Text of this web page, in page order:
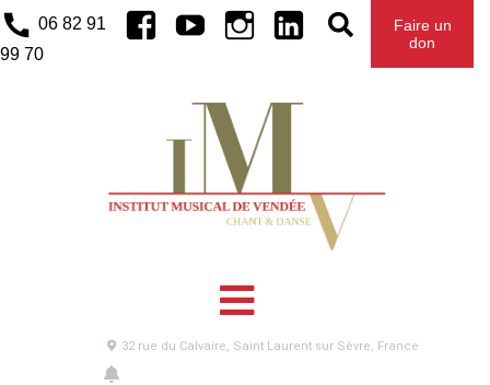
06 82 91
99 70
FacebookYoutubeInstagram
Faire un
don
ENTRETIEN DE MOTIVATION –
Entretien de motivation -
32 rue du Calvaire, Saint Laurent sur Sèvre, France